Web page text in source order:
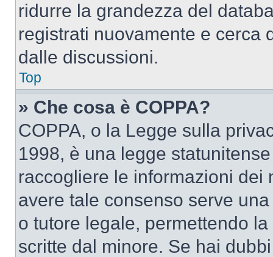
ridurre la grandezza del
registrati nuovamente e cerca
dalle discussioni.
Top
» Che cosa è COPPA?
COPPA, o la Legge sulla
1998, è una legge
raccogliere le informazioni dei
avere tale consenso serve
o tutore legale, permettendo
scritte dal minore. Se hai